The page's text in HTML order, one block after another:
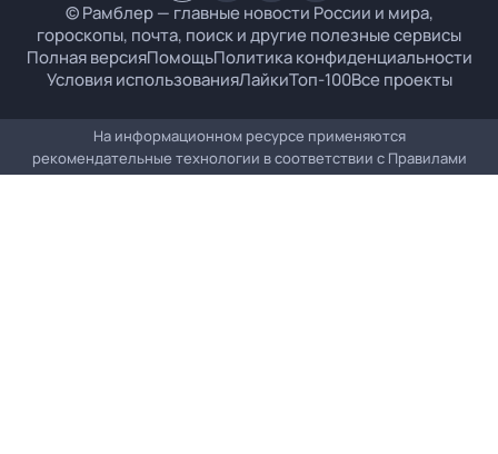
© Рамблер — главные новости России и мира,
гороскопы, почта, поиск и другие полезные сервисы
Полная версияПомощьПолитика конфиденциальности
Условия использованияЛайкиТоп-100Все проекты
На информационном ресурсе применяются
рекомендательные технологии в соответствии с Правилами